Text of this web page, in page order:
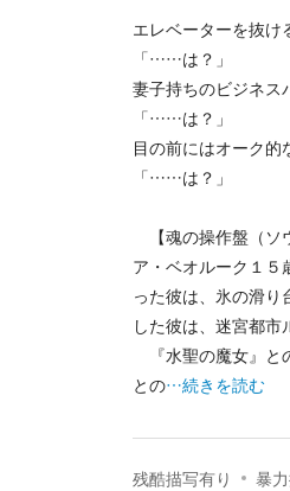
エレベーターを抜
「……は？」
妻子持ちのビジネス
「……は？」
目の前にはオーク的
「……は？」
【魂の操作盤（ソ
ア・ベオルーク１５
った彼は、氷の滑
した彼は、迷宮都市
『水聖の魔女』と
との…続きを読む
残酷描写有り 暴